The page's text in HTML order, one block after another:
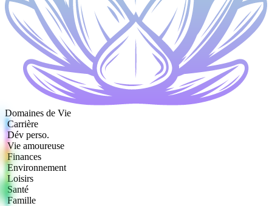
Domaines de Vie
Carrière
Dév perso.
Vie amoureuse
Finances
Environnement
Loisirs
Santé
Famille